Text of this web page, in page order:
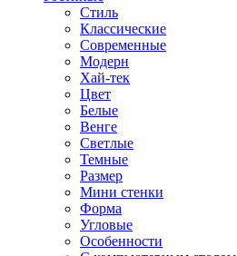
Стиль
Классические
Современные
Модерн
Хай-тек
Цвет
Белые
Венге
Светлые
Темные
Размер
Мини стенки
Форма
Угловые
Особенности